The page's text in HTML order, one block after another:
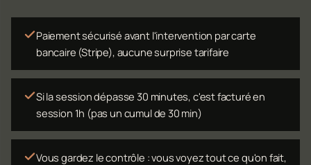
Paiement sécurisé avant l'intervention par carte
bancaire (Stripe), aucune surprise tarifaire
Si la session dépasse 30 minutes, c'est facturé en
session 1h (pas un cumul de 30 min)
Vous gardez le contrôle : vous voyez tout ce qu'on fait,